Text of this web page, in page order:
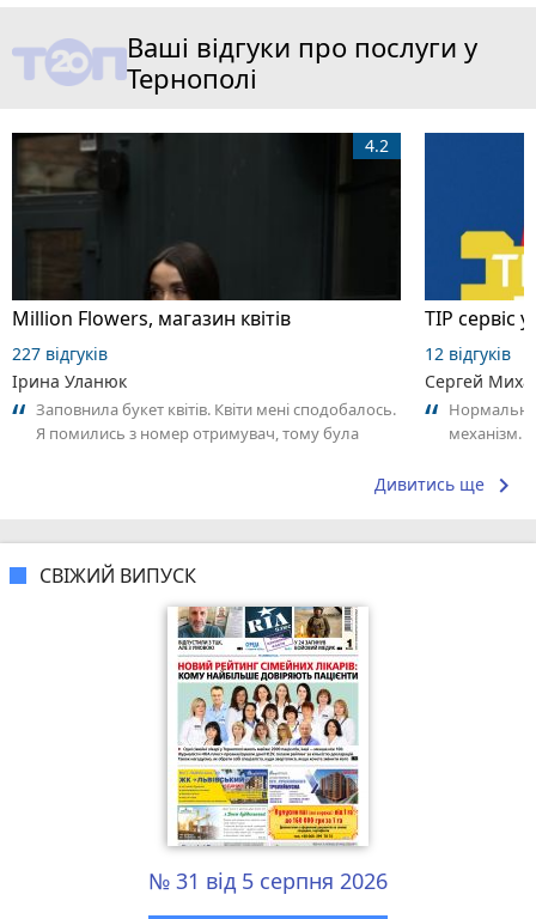
Ваші відгуки про послуги у
Тернополі
Million Flowers, магазин квітів
4.2
227 відгуків
Ірина Уланюк
Заповнила букет квітів. Квіти мені сподобалось.
Я помились з номер отримувач, тому була
ТІР сервіс
12 відгуків
Сергей
механізм.
Дивитись ще keyboard_arrow_right
СВІЖИЙ ВИПУСК
№ 31 від 5 серпня 2026